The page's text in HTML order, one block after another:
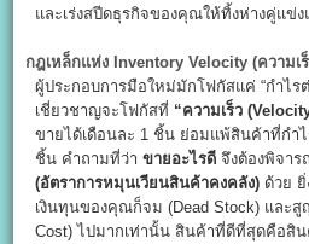
และเร่งสปีดธุรกิจของคุณให้ทิ้งห่างคู่แข่
กฎเหล็กแห่ง Inventory Velocity (ความเ
ผู้ประกอบการมือใหม่มักโฟกัสแค่ “กำไร
เชี่ยวชาญจะโฟกัสที่ “ความเร็ว
ขายได้เดือนละ 1 ชิ้น ย่อมแพ้สินค้าที่กำ
ชิ้น คำถามที่ว่าขายอะไรดี จึงต้องพิจาร
(อัตราการหมุนเวียนสินค้าคงคลัง) ด้วย
เงินทุนของคุณก็จม (Dead Stock) และสู
Cost) ไปมากเท่านั้น สินค้าที่ดีที่สุดคือสิน